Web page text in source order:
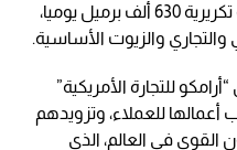
مصفاة في أمريكا الشمالية بطاقة تكريرية 630 ألف برميل يوميا،
والتجاري والزيوت الأساسية.
للتجارة الأمريكية”
أعمالها للعملاء، وتزويدهم
القوي في العالم، الذي